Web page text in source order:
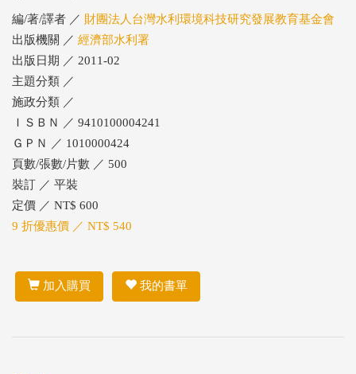
編/著/譯者 ／ 財團法人台灣水利環境科技研究發展教育基金會
出版機關 ／ 經濟部水利署
出版日期 ／ 2011-02
主題分類 ／
施政分類 ／
ＩＳＢＮ ／ 9410100004241
ＧＰＮ ／ 1010000424
頁數/張數/片數 ／ 500
裝訂 ／ 平裝
定價 ／ NT$ 600
9 折優惠價 ／ NT$ 540
加入購買 我的書單